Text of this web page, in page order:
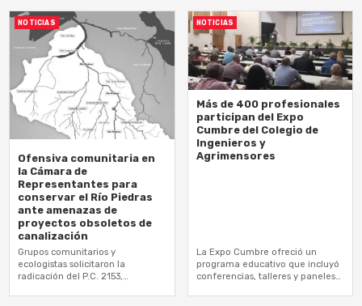
NOTICIAS
Ofensiva comunitaria en
la Cámara de
Representantes para
conservar el Río Piedras
ante amenazas de
proyectos obsoletos de
canalización
Grupos comunitarios y
ecologistas solicitaron la
radicación del P.C. 2153,
NOTICIAS
Más de 400 profesionales
participan del Expo
Cumbre del Colegio de
Ingenieros y
Agrimensores
La Expo Cumbre ofreció un
programa educativo que incluyó
conferencias, talleres y paneles